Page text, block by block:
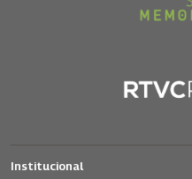
Institucional